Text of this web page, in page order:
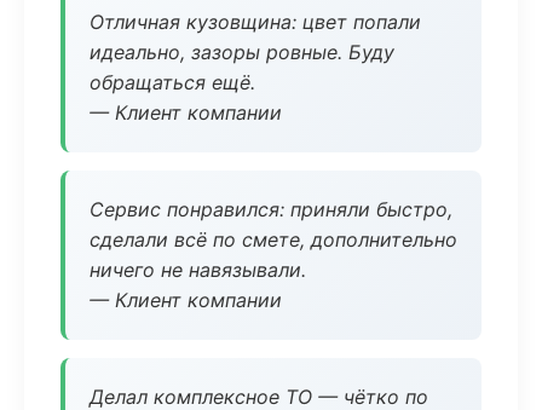
Отличная кузовщина: цвет попали
идеально, зазоры ровные. Буду
обращаться ещё.
— Клиент компании
Сервис понравился: приняли быстро,
сделали всё по смете, дополнительно
ничего не навязывали.
— Клиент компании
Делал комплексное ТО — чётко по